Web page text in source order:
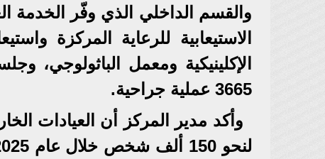
الإكلينيكية ومعمل الباثولوجي،
3665 عملية جراحية.
وأكد مدير المركز أن العيادات